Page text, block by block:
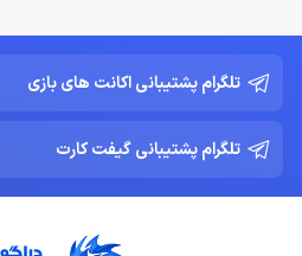
تلگرام پشتیبانی اکانت های بازی
تلگرام پشتیبانی گیفت کارت